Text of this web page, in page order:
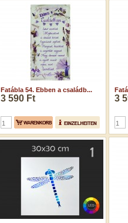
Fatábla 54. Ebben a családb...
3 590 Ft 3